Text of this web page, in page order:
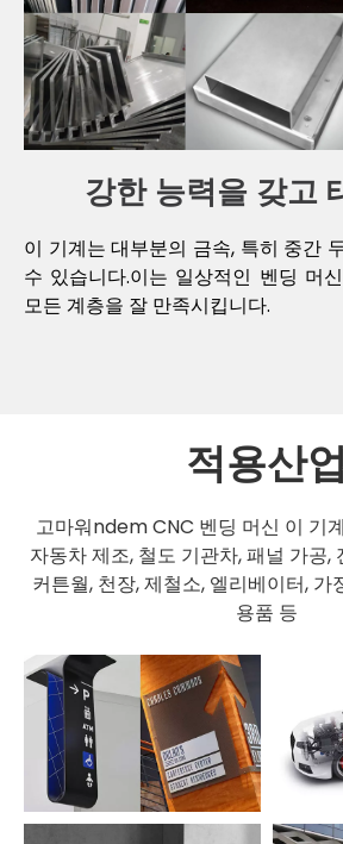
강한 능력을 갖고
이 기계는 대부분의 금속, 특히 중간
수 있습니다.이는 일상적인 벤딩 머
모든 계층을 잘 만족시킵니다.
적용산업
고마워 ndem CNC 벤딩 머신 이 기
자동차 제조, 철도 기관차, 패널 가공,
커튼월, 천장, 제철소, 엘리베이터, 가
용품 등